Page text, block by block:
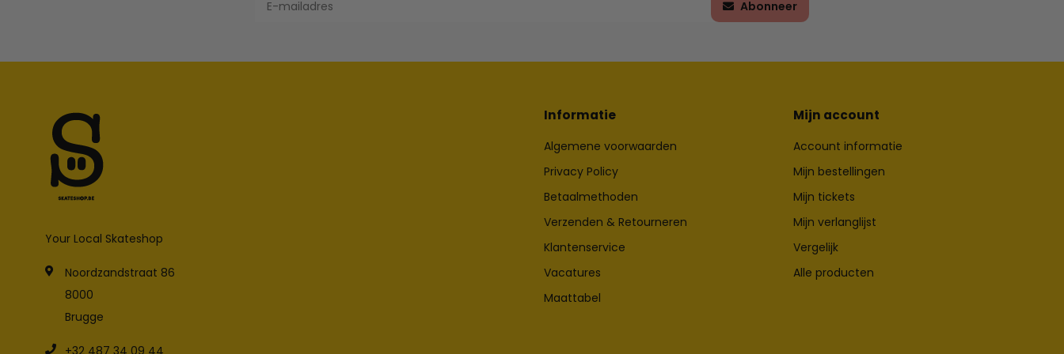
Abonneer
Your Local Skateshop
Noordzandstraat 86
8000
Brugge
+32 487 34 09 44
Informatie
Algemene voorwaarden
Privacy Policy
Betaalmethoden
Verzenden & Retourneren
Klantenservice
Vacatures
Maattabel
Mijn account
Account informatie
Mijn bestellingen
Mijn tickets
Mijn verlanglijst
Vergelijk
Alle producten